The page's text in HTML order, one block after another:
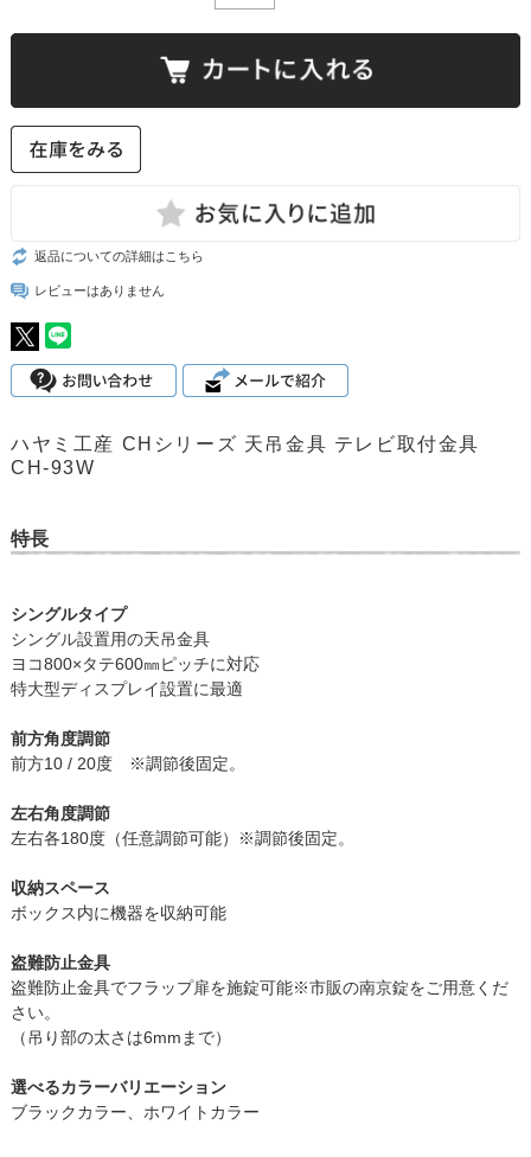
返品についての詳細はこちら
レビューはありません
ハヤミ工産 CHシリーズ 天吊金具 テレビ取付金具
CH-93W
特長
シングルタイプ
シングル設置用の天吊金具
ヨコ800×タテ600㎜ピッチに対応
特大型ディスプレイ設置に最適
前方角度調節
前方10 / 20度 ※調節後固定。
左右角度調節
左右各180度（任意調節可能）※調節後固定。
収納スペース
ボックス内に機器を収納可能
盗難防止金具
盗難防止金具でフラップ扉を施錠可能※市販の南京錠をご用意くだ
さい。
（吊り部の太さは6mmまで）
選べるカラーバリエーション
ブラックカラー、ホワイトカラー